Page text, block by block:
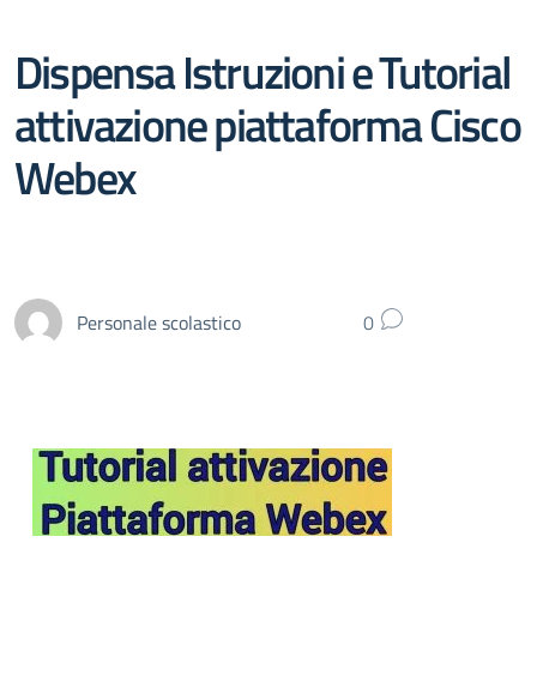
Dispensa Istruzioni e Tutorial
attivazione piattaforma Cisco
Webex
Personale scolastico 0